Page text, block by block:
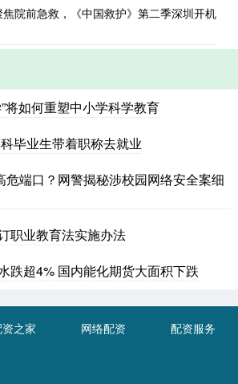
院前急救，《中国救护》第二季深圳开机
将如何重塑中小学科学教育
毕业生带着职称去就业
危端口？网警揭秘涉校园网络安全案细
职业教育法实施办法
跌超4% 国内能化期货大面积下跌
之家 网络配资 配资服务